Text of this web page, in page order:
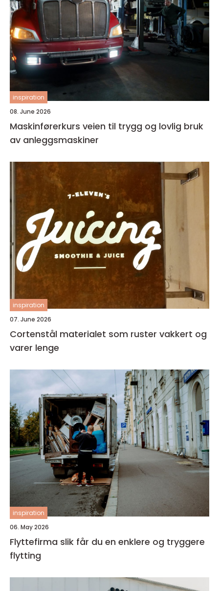
inspiration
08. June 2026
Maskinførerkurs veien til trygg og lovlig bruk
av anleggsmaskiner
inspiration
07. June 2026
Cortenstål materialet som ruster vakkert og
varer lenge
inspiration
06. May 2026
Flyttefirma slik får du en enklere og tryggere
flytting